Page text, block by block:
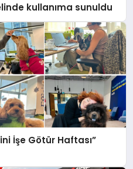
kullanıma sunuldu
İşe Götür Haftası”